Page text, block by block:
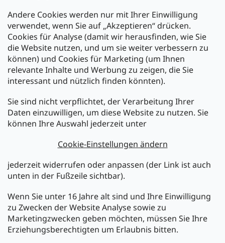
Andere Cookies werden nur mit Ihrer Einwilligung
verwendet, wenn Sie auf „Akzeptieren“ drücken.
Cookies für Analyse (damit wir herausfinden, wie Sie
die Website nutzen, und um sie weiter verbessern zu
können) und Cookies für Marketing (um Ihnen
relevante Inhalte und Werbung zu zeigen, die Sie
interessant und nützlich finden könnten).
Sie sind nicht verpflichtet, der Verarbeitung Ihrer
Daten einzuwilligen, um diese Website zu nutzen. Sie
können Ihre Auswahl jederzeit unter
Cookie-Einstellungen ändern
jederzeit widerrufen oder anpassen (der Link ist auch
unten in der Fußzeile sichtbar).
Wenn Sie unter 16 Jahre alt sind und Ihre Einwilligung
zu Zwecken der Website Analyse sowie zu
Marketingzwecken geben möchten, müssen Sie Ihre
Erziehungsberechtigten um Erlaubnis bitten.
Zahlarten:
Newsletter abonnieren
Legen Sie Ihre E-Mail ein und wir werden Ihnen Informationen
über neue Produkte in unserem E-Shop zusenden.
E-Mail
Melden Sie sich jetzt für den mükra Newsletter an,
kostenlos und jederzeit kündbar! Mit der Anmeldung zum
Newsletter bestätigen Sie Ihr Einverständnis mit der
Datenschutzerklärung.
ANMELDEN